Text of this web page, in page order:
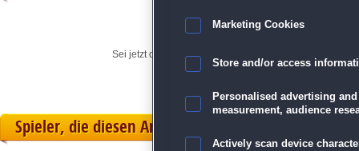
Sei jetzt der Erste, der seine persönliche Meinung für
Spieler, die diesen Artikel gekauft haben, spielten
Marketing Cookies
Store and/or access
Personalised advertising
measurement, audience
Actively scan device